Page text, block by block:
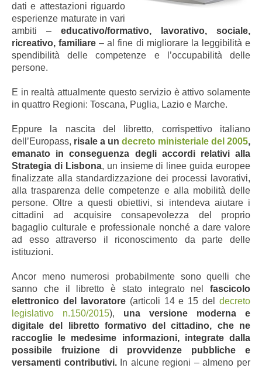
dati e attestazioni riguardo
esperienze maturate in vari
ambiti – educativo/formativo, lavorativo, sociale,
ricreativo, familiare – al fine di migliorare la leggibilità e
spendibilità delle competenze e l’occupabilità delle
persone.
E in realtà attualmente questo servizio è attivo solamente
in quattro Regioni: Toscana, Puglia, Lazio e Marche.
Eppure la nascita del libretto, corrispettivo italiano
dell’Europass, risale a un decreto ministeriale del 2005,
emanato in conseguenza degli accordi relativi alla
Strategia di Lisbona, un insieme di linee guida europee
finalizzate alla standardizzazione dei processi lavorativi,
alla trasparenza delle competenze e alla mobilità delle
persone. Oltre a questi obiettivi, si intendeva aiutare i
cittadini ad acquisire consapevolezza del proprio
bagaglio culturale e professionale nonché a dare valore
ad esso attraverso il riconoscimento da parte delle
istituzioni.
Ancor meno numerosi probabilmente sono quelli che
sanno che il libretto è stato integrato nel fascicolo
elettronico del lavoratore(articoli 14 e 15 del decreto
legislativo n.150/2015),
una versione moderna e
digitale del libretto formativo del cittadino, che ne
raccoglie le medesime informazioni, integrate dalla
possibile fruizione di provvidenze pubbliche e
versamenti contributivi.In alcune regioni – almeno per